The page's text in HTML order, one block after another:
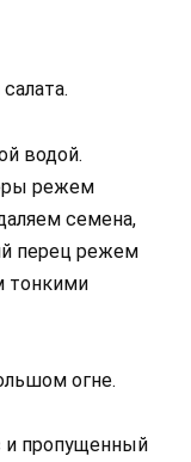
водой.
режем
семена,
перец режем
тонкими
огне.
и пропущенный